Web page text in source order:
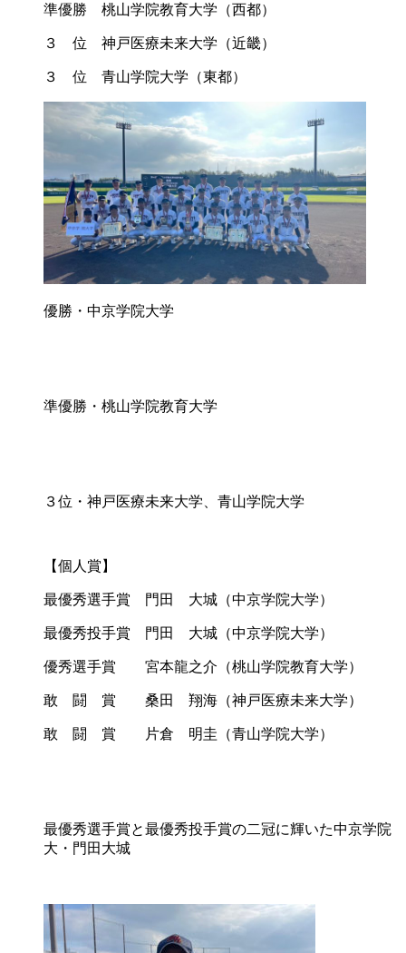
準優勝 桃山学院教育大学（西都）
３ 位 神戸医療未来大学（近畿）
３ 位 青山学院大学（東都）
優勝・中京学院大学
準優勝・桃山学院教育大学
３位・神戸医療未来大学、青山学院大学
【個人賞】
最優秀選手賞 門田 大城（中京学院大学）
最優秀投手賞 門田 大城（中京学院大学）
優秀選手賞 宮本龍之介（桃山学院教育大学）
敢 闘 賞 桑田 翔海（神戸医療未来大学）
敢 闘 賞 片倉 明圭（青山学院大学）
最優秀選手賞と最優秀投手賞の二冠に輝いた中京学院
大・門田大城